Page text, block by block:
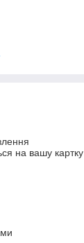
на вашу картку